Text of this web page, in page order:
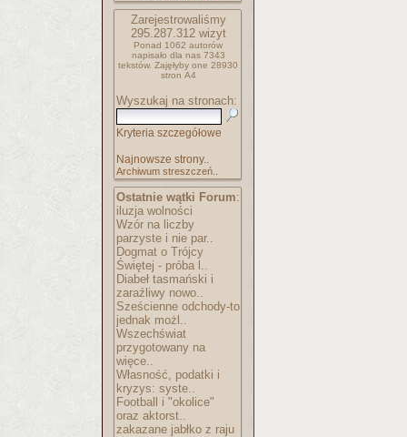
Zarejestrowaliśmy
295.287.312wizyt
Ponad 1062 autorów
napisało dla nas 7343
tekstów. Zajęłyby one 28930
stron A4
Wyszukaj na stronach:
Kryteria szczegółowe
Najnowsze strony..
Archiwum streszczeń..
Ostatnie wątki Forum:
iluzja wolności
Wzór na liczby
parzyste i nie par..
Dogmat o Trójcy
Świętej - próba l..
Diabeł tasmański i
zaraźliwy nowo..
Sześcienne odchody-to
jednak możl..
Wszechświat
przygotowany na
więce..
Własność, podatki i
kryzys: syste..
Football i "okolice"
oraz aktorst..
zakazane jabłko z raju